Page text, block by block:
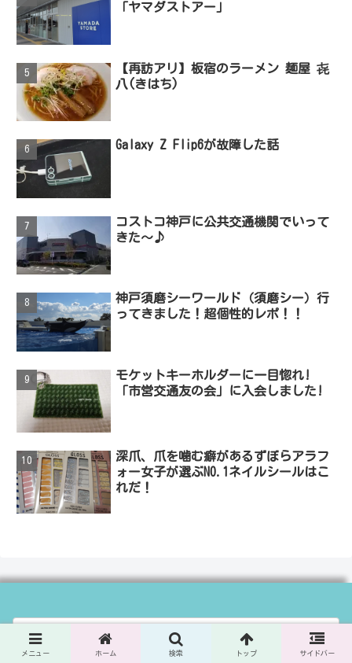
「ヤマダストアー」
【再訪アリ】板宿のラーメン 麺屋 㐂
八(きはち)
Galaxy Z Flip6が故障した話
コストコ神戸に公共交通機関でいって
きた～♪
神戸須磨シーワールド（須磨シー）行
ってきました！超個性的レポ！！
モケットキーホルダーに一目惚れ!
「市営交通友の会」に入会しました!
深爪、爪を噛む癖があるずぼらアラフ
ォー女子が選ぶNO.1ネイルシールはこ
れだ！
メニュー ホーム 検索 トップ サイドバー